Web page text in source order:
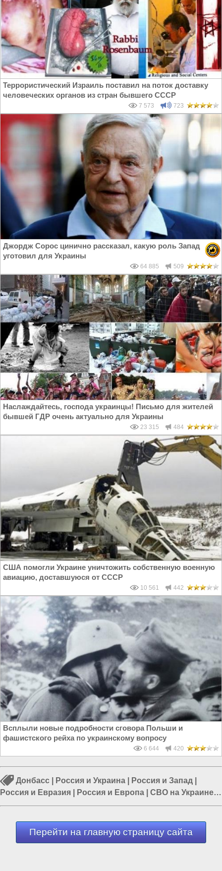
Террористический Израиль поставил на поток доставку
человеческих органов из стран бывшего СССР
7 573 723
Джордж Сорос цинично рассказал, какую роль Запад
уготовил для Украины
64 885 509
Наслаждайтесь, господа украинцы! Письмо для жителей
бывшей ГДР очень актуально для Украины
23 315 484
США помогли Украине уничтожить собственную военную
авиацию, доставшуюся от СССР
10 561 442
Всплыли новые подробности сговора Польши и
фашистского рейха по украинскому вопросу
6 644 420
Донбасс Россия и Украина Россия и Запад
Россия и Евразия
Россия и Европа СВО на Украине|
Украина и ЕС
Перейти на главную страницу сайта